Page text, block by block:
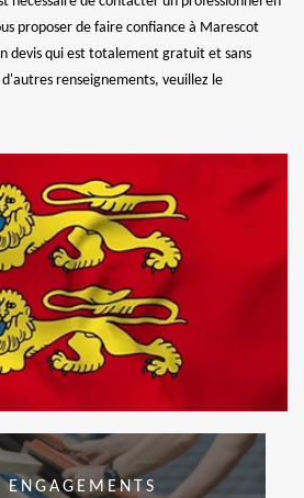
proposer de faire confiance à Marescot
devis qui est totalement gratuit et sans
renseignements, veuillez le
ENGAGEMENTS